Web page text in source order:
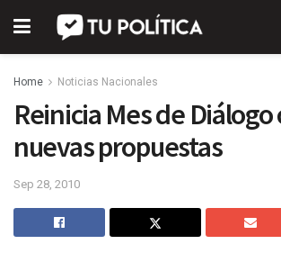
Home Noticias Nacionales
Reinicia Mes de Diálogo
nuevas propuestas
Sep 28, 2010